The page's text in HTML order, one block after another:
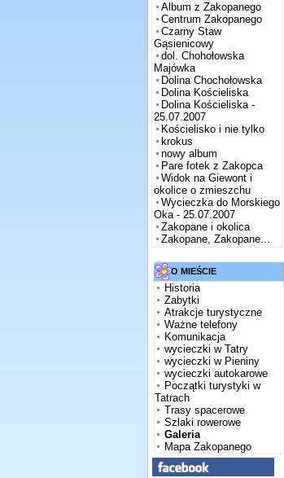
Album z Zakopanego
Centrum Zakopanego
Czarny Staw
Gąsienicowy
dol. Chohołowska
Majówka
Dolina Chochołowska
Dolina Kościeliska
Dolina Kościeliska -
25.07.2007
Kościelisko i nie tylko
krokus
nowy album
Pare fotek z Zakopca
Widok na Giewont i
okolice o zmieszchu
Wycieczka do Morskiego
Oka - 25.07.2007
Zakopane i okolica
Zakopane, Zakopane...
O MIEŚCIE
Historia
Zabytki
Atrakcje turystyczne
Ważne telefony
Komunikacja
wycieczki w Tatry
wycieczki w Pieniny
wycieczki autokarowe
Początki turystyki w
Tatrach
Trasy spacerowe
Szlaki rowerowe
Galeria
Mapa Zakopanego